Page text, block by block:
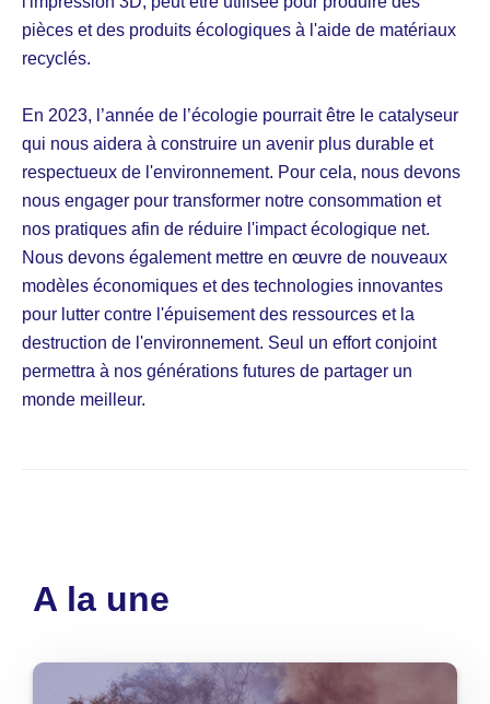
pièces et des produits écologiques à l'aide de matériaux
recyclés.
En 2023, l’année de l’écologie pourrait être le catalyseur
qui nous aidera à construire un avenir plus durable et
respectueux de l'environnement. Pour cela, nous devons
nous engager pour transformer notre consommation et
nos pratiques afin de réduire l'impact écologique net.
Nous devons également mettre en œuvre de nouveaux
modèles économiques et des technologies innovantes
pour lutter contre l'épuisement des ressources et la
destruction de l'environnement. Seul un effort conjoint
permettra à nos générations futures de partager un
monde meilleur.
A la une